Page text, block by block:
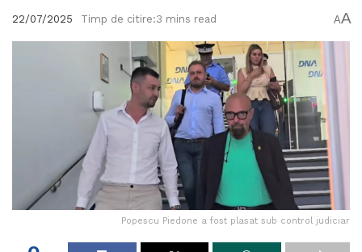
22/07/2025 Timp de citire:3 mins read AA
Popescu Piedone a fost plasat sub control judiciar